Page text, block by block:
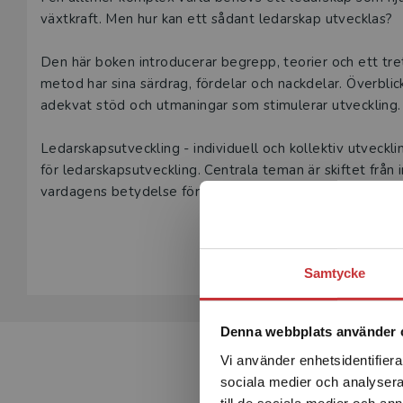
Samtycke
Denna webbplats använder
Vi använder
sociala medier och
växtkraft. Men hur kan ett sådant ledarskap utvecklas?
Den här boken introducerar begrepp, teorier och ett
metod har sina särdrag, fördelar och nackdelar.
adekvat stöd och utmaningar som stimulerar utveckling.
Ledarskapsutveckling - individuell och kollektiv
för ledarskapsutveckling. Centrala teman är skiftet
vardagens betydelse för utveckling och vikten av att